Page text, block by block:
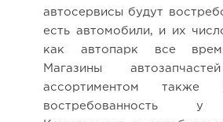
автосервисы будут
есть автомобили, и их
как автопарк все
Магазины
ассортиментом также
востребованность у